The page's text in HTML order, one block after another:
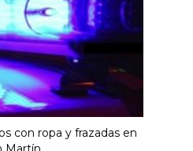
con ropa y frazadas en